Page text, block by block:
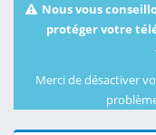
Nous vous
protéger votre
Merci de désactiver